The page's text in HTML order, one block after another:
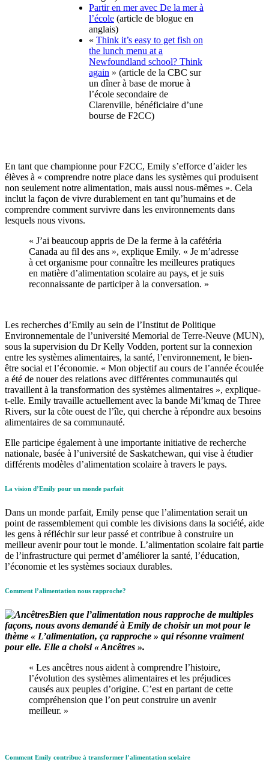
Partir en mer avec De la mer à
l’école (article de blogue en
anglais)
« Think it’s easy to get fish on
the lunch menu at a
Newfoundland school? Think
again » (article de la CBC sur
un dîner à base de morue à
l’école secondaire de
Clarenville, bénéficiaire d’une
bourse de F2CC)
En tant que championne pour F2CC, Emily s’efforce d’aider les
élèves à « comprendre notre place dans les systèmes qui produisent
non seulement notre alimentation, mais aussi nous-mêmes ». Cela
inclut la façon de vivre durablement en tant qu’humains et de
comprendre comment survivre dans les environnements dans
lesquels nous vivons.
« J’ai beaucoup appris de De la ferme à la cafétéria
Canada au fil des ans », explique Emily. « Je m’adresse
à cet organisme pour connaître les meilleures pratiques
en matière d’alimentation scolaire au pays, et je suis
reconnaissante de participer à la conversation. »
Les recherches d’Emily au sein de l’Institut de Politique
Environnementale de l’université Memorial de Terre-Neuve (MUN),
sous la supervision du Dr Kelly Vodden, portent sur la connexion
entre les systèmes alimentaires, la santé, l’environnement, le bien-
être social et l’économie. « Mon objectif au cours de l’année écoulée
a été de nouer des relations avec différentes communautés qui
travaillent à la transformation des systèmes alimentaires », explique-
t-elle. Emily travaille actuellement avec la bande Mi’kmaq de Three
Rivers, sur la côte ouest de l’île, qui cherche à répondre aux besoins
alimentaires de sa communauté.
Elle participe également à une importante initiative de recherche
nationale, basée à l’université de Saskatchewan, qui vise à étudier
différents modèles d’alimentation scolaire à travers le pays.
La vision d’Emily pour un monde parfait
Dans un monde parfait, Emily pense que l’alimentation serait un
point de rassemblement qui comble les divisions dans la société, aide
les gens à réfléchir sur leur passé et contribue à construire un
meilleur avenir pour tout le monde. L’alimentation scolaire fait partie
de l’infrastructure qui permet d’améliorer la santé, l’éducation,
l’économie et les systèmes sociaux durables.
Comment l’alimentation nous rapproche?
Bien que l’alimentation nous rapproche de multiples
façons, nous avons demandé à Emily de choisir un mot pour le
thème « L’alimentation, ça rapproche » qui résonne vraiment
pour elle. Elle a choisi « Ancêtres ».
« Les ancêtres nous aident à comprendre l’histoire,
l’évolution des systèmes alimentaires et les préjudices
causés aux peuples d’origine. C’est en partant de cette
compréhension que l’on peut construire un avenir
meilleur. »
Comment Emily contribue à transformer l’alimentation scolaire